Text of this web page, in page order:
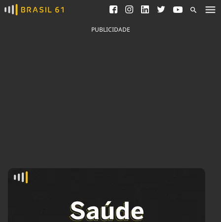
Ver todas as notícias
Saneamento
Indicadores
Agronegócios
Economia
Educação
Política
Saúde
PUBLICIDADE